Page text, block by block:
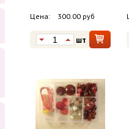
Цена: 300.00 руб
шт